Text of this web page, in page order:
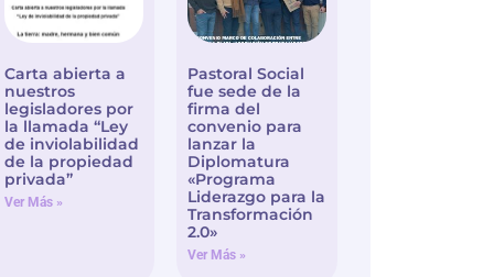
Carta abierta a
nuestros
legisladores por
la llamada “Ley
de inviolabilidad
de la propiedad
privada”
Ver Más »
Pastoral Social
fue sede de la
firma del
convenio para
lanzar la
Diplomatura
«Programa
Liderazgo para la
Transformación
2.0»
Ver Más »